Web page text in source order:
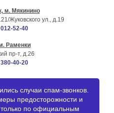
м. Мякинино
/Жуковского ул., д.19
52-40
Раменки
пр-т, д.26
40-20
случаи спам-звонков.
предосторожности и
по официальным